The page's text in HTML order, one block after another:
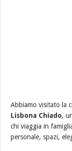
Abbiamo visitato la
Lisbona Chiado,
chi viaggia in
personale, spazi,